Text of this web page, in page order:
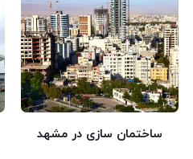
ساختمان سازی در مشهد